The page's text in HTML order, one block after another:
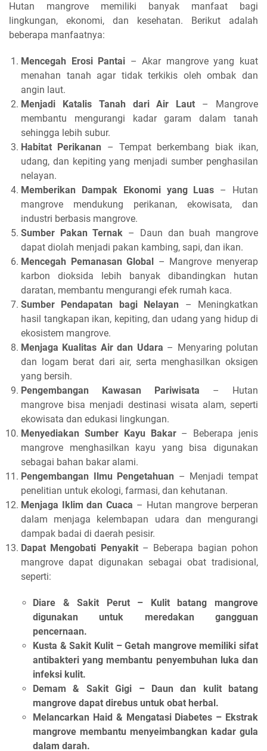
Hutan mangrove memiliki banyak manfaat bagi
lingkungan, ekonomi, dan kesehatan. Berikut adalah
beberapa manfaatnya:
Mencegah Erosi Pantai – Akar mangrove yang kuat
menahan tanah agar tidak terkikis oleh ombak dan
angin laut.
Menjadi Katalis Tanah dari Air Laut – Mangrove
membantu mengurangi kadar garam dalam tanah
sehingga lebih subur.
Habitat Perikanan – Tempat berkembang biak ikan,
udang, dan kepiting yang menjadi sumber penghasilan
nelayan.
Memberikan Dampak Ekonomi yang Luas – Hutan
mangrove mendukung perikanan, ekowisata, dan
industri berbasis mangrove.
Sumber Pakan Ternak – Daun dan buah mangrove
dapat diolah menjadi pakan kambing, sapi, dan ikan.
Mencegah Pemanasan Global – Mangrove menyerap
karbon dioksida lebih banyak dibandingkan hutan
daratan, membantu mengurangi efek rumah kaca.
Sumber Pendapatan bagi Nelayan – Meningkatkan
hasil tangkapan ikan, kepiting, dan udang yang hidup di
ekosistem mangrove.
Menjaga Kualitas Air dan Udara – Menyaring polutan
dan logam berat dari air, serta menghasilkan oksigen
yang bersih.
Pengembangan Kawasan Pariwisata – Hutan
mangrove bisa menjadi destinasi wisata alam, seperti
ekowisata dan edukasi lingkungan.
Menyediakan Sumber Kayu Bakar– Beberapa jenis
mangrove menghasilkan kayu yang bisa digunakan
sebagai bahan bakar alami.
Pengembangan Ilmu Pengetahuan – Menjadi tempat
penelitian untuk ekologi, farmasi, dan kehutanan.
Menjaga Iklim dan Cuaca – Hutan mangrove berperan
dalam menjaga kelembapan udara dan mengurangi
dampak badai di daerah pesisir.
Dapat Mengobati Penyakit– Beberapa bagian pohon
mangrove dapat digunakan sebagai obat tradisional,
seperti:
Diare & Sakit Perut– Kulit batang mangrove
digunakan untuk meredakan gangguan
pencernaan.
Kusta & Sakit Kulit– Getah mangrove memiliki sifat
antibakteri yang membantu penyembuhan luka dan
infeksi kulit.
Demam & Sakit Gigi – Daun dan kulit batang
mangrove dapat direbus untuk obat herbal.
Melancarkan Haid & Mengatasi Diabetes – Ekstrak
mangrove membantu menyeimbangkan kadar gula
dalam darah.